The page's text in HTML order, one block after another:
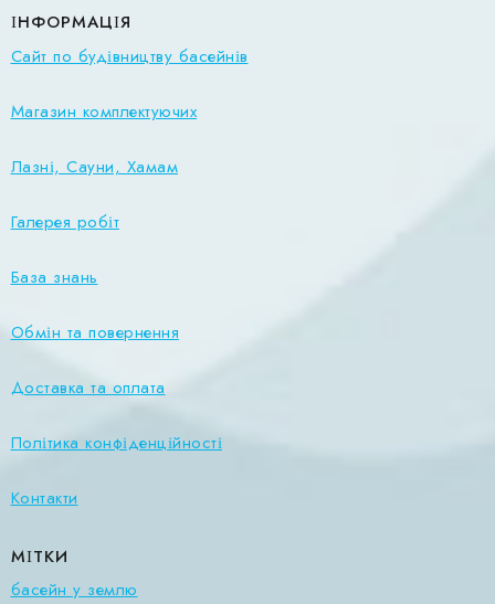
ІНФОРМАЦІЯ
Сайт по будівництву басейнів
Магазин комплектуючих
Лазні, Сауни, Хамам
Галерея робіт
База знань
Обмін та повернення
Доставка та оплата
Політика конфіденційності
Контакти
МІТКИ
басейн у землю